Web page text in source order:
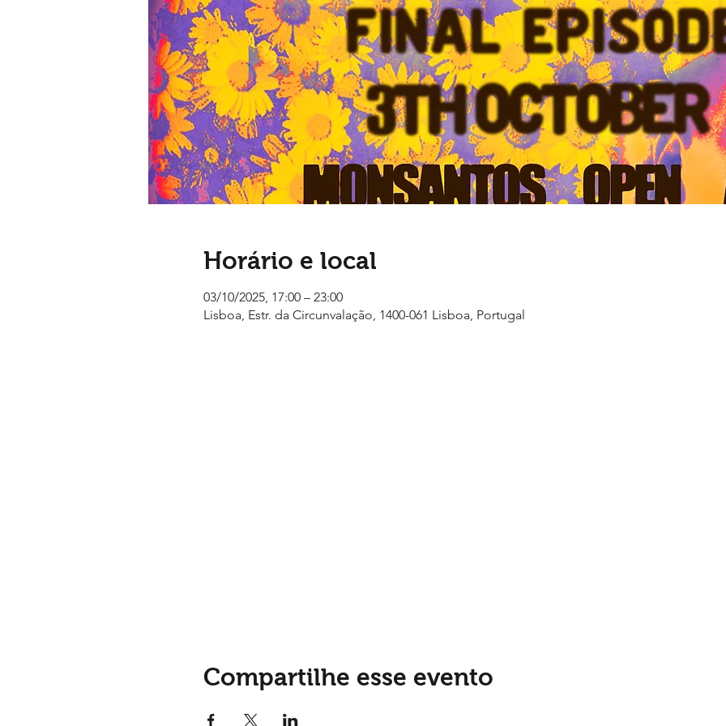
Horário e local
03/10/2025, 17:00 – 23:00
Lisboa, Estr. da Circunvalação, 1400-061 Lisboa, Portugal
Compartilhe esse evento